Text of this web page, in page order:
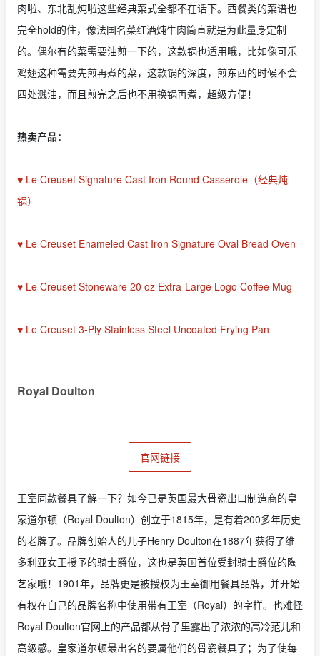
肉啦、东北乱炖啦这些经典菜式全都不在话下。西餐类的菜谱也
完全hold的住，像法国名菜红酒炖牛肉简直就是为此量身定制
的。偶尔有的菜需要油煎一下的，这款锅也适用哦，比如像可乐
鸡翅这种需要先煎再煮的菜，这款锅的深度，煎东西的时候不会
四处溅油，而且煎完之后也不用换锅再煮，超级方便！
热卖产品：
♥ Le Creuset Signature Cast Iron Round Casserole（经典炖
锅）
♥ Le Creuset Enameled Cast Iron Signature Oval Bread Oven
♥ Le Creuset Stoneware 20 oz Extra-Large Logo Coffee Mug
♥ Le Creuset 3-Ply Stainless Steel Uncoated Frying Pan
Royal Doulton
官网链接
王室同款餐具了解一下？如今已是英国最大骨瓷出口制造商的皇
家道尔顿（Royal Doulton）创立于1815年，是有着200多年历史
的老牌了。品牌创始人的儿子Henry Doulton在1887年获得了维
多利亚女王授予的骑士爵位，这也是英国首位受封骑士爵位的陶
艺家哦！1901年，品牌更是被授权为王室御用餐具品牌，并开始
有权在自己的品牌名称中使用带有王室（Royal）的字样。也难怪
Royal Doulton官网上的产品都从骨子里露出了浓浓的高冷范儿和
高级感。皇家道尔顿最出名的要属他们的骨瓷餐具了；为了使每